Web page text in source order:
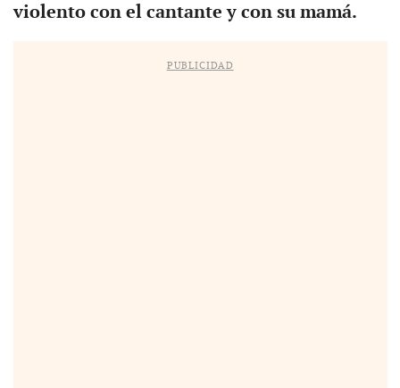
violento con el cantante y con su mamá.
PUBLICIDAD